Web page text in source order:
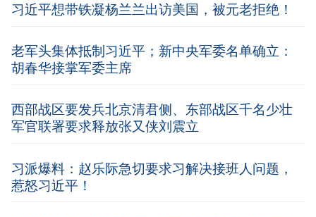
习近平想带铁凝杨兰兰出访美国，被元老拒绝！
老军头集体抵制习近平；新中央军委名单确立：
胡春华接掌军委主席
西部战区要发兵北京清君侧、东部战区千名少壮
军官联署要求释放张又侠刘震立
习派爆料：赵乐际急切要求习解决接班人问题，
惹怒习近平！